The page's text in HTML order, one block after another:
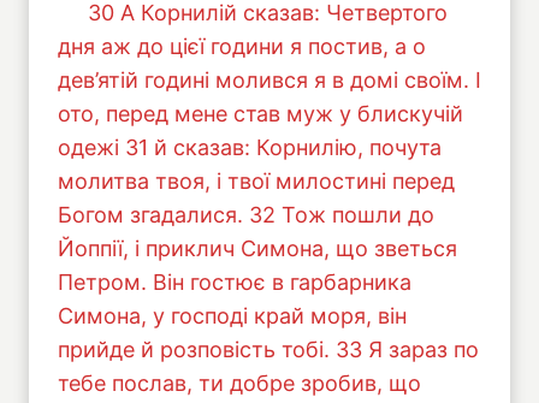
30 А Корнилій сказав: Четвертого
дня аж до цієї години я постив, а о
дев’ятій годині молився я в домі своїм. І
ото, перед мене став муж у блискучій
одежі 31 й сказав: Корнилію, почута
молитва твоя, і твої милостині перед
Богом згадалися. 32 Тож пошли до
Йоппії, і приклич Симона, що зветься
Петром. Він гостює в гарбарника
Симона, у господі край моря, він
прийде й розповість тобі. 33 Я зараз по
тебе послав, ти добре зробив, що